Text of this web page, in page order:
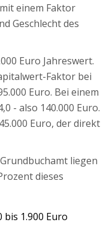
einem Faktor
Geschlecht des
Euro Jahreswert.
Faktor bei
Euro. Bei einem
- also 140.000 Euro.
Euro, der direkt
liegen
dieses
bis 1.900 Euro